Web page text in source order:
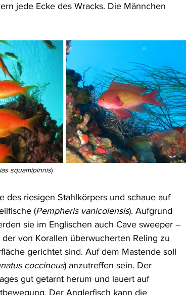
jede Ecke des Wracks. Die Männchen
squamipinnis)
des riesigen Stahlkörpers und schaue auf
(Pempheris vanicolensis). Aufgrund
sie im Englischen auch Cave sweeper –
von Korallen überwucherten Reling zu
gerichtet sind. Auf dem Mastende soll
coccineus) anzutreffen sein. Der
gut getarnt herum und lauert auf
Der Anglerfisch kann die